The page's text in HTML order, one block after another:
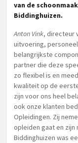
van de
Biddinghuizen.
Anton Vink, directeur
uitvoering,
belangrijkste
partner die deze
zo flexibel is en
kwaliteit op de
zijn voor ons heel
ook onze klanten
Opleidingen. Zij
opleiden gaat en zijn
Biddinghuizen was